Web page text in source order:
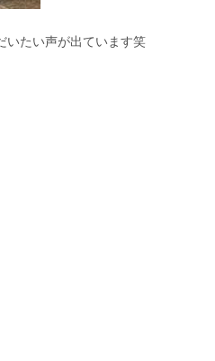
いたい声が出ています笑